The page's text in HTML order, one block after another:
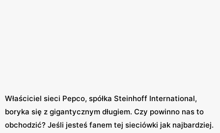
Właściciel sieci Pepco, spółka Steinhoff International,
boryka się z gigantycznym długiem. Czy powinno nas to
obchodzić? Jeśli jesteś fanem tej sieciówki jak najbardziej.